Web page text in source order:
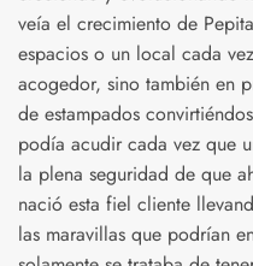
veía el crecimiento de
espacios o un local cada
acogedor, sino también en
de estampados
podía acudir cada vez que
la plena seguridad de que
nació esta fiel cliente
las maravillas que podrían